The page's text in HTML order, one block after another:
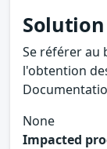
Solution
Se référer au
l'obtention
None
Impacted